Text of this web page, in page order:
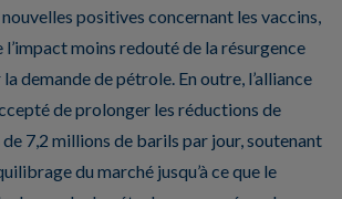
positives concernant les vaccins,
l’impact moins redouté de la résurgence
demande de pétrole. En outre, l’alliance
de prolonger les réductions de
7,2 millions de barils par jour, soutenant
du marché jusqu’à ce que le